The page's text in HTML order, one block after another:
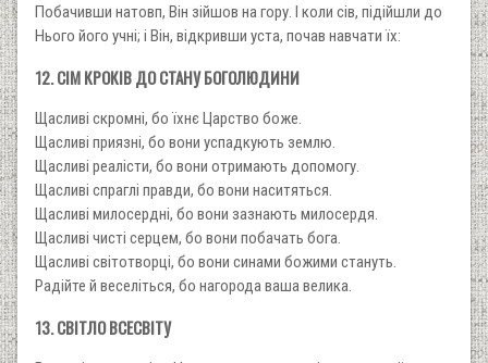
Побачивши натовп, Він зійшов на гору. І коли сів, підійшли до
Нього його учні; і Він, відкривши уста, почав навчати їх:
12. СІМ КРОКІВ ДО СТАНУ БОГОЛЮДИНИ
Щасливі скромні, бо їхнє Царство боже.
Щасливі приязні, бо вони успадкують землю.
Щасливі реалісти, бо вони отримають допомогу.
Щасливі спраглі правди, бо вони наситяться.
Щасливі милосердні, бо вони зазнають милосердя.
Щасливі чисті серцем, бо вони побачать бога.
Щасливі світотворці, бо вони синами божими стануть.
Радійте й веселіться, бо нагорода ваша велика.
13. СВІТЛО ВСЕСВІТУ